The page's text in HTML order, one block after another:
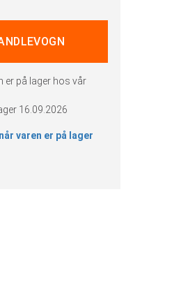
er på lager hos vår
16.09.2026
varen er på lager